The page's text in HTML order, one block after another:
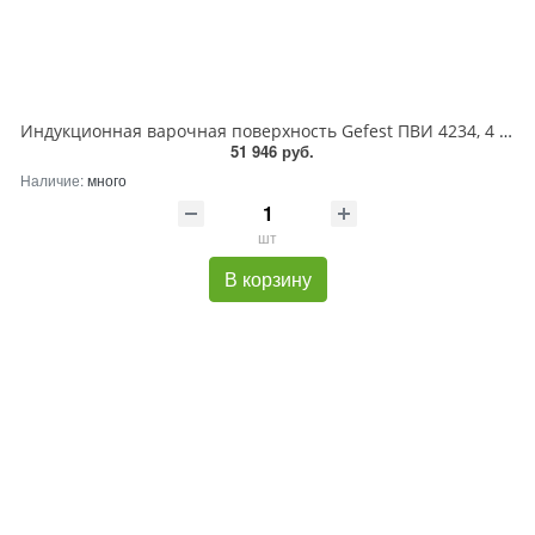
Индукционная варочная поверхность Gefest ПВИ 4234, 4 конфорки, с зоной расширения, стеклокерамика, 7400 Вт
51 946 руб.
Наличие:много
шт
В корзину